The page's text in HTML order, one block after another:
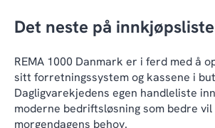
Det neste på
REMA 1000 Danmark er i ferd med å
sitt forretningssystem og kassene i
Dagligvarekjedens egen handleliste
moderne bedriftsløsning som bedre vil
morgendagens behov.